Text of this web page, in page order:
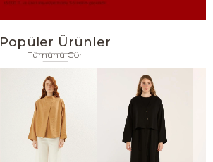
Popüler Ürünler
Tümünü Gör